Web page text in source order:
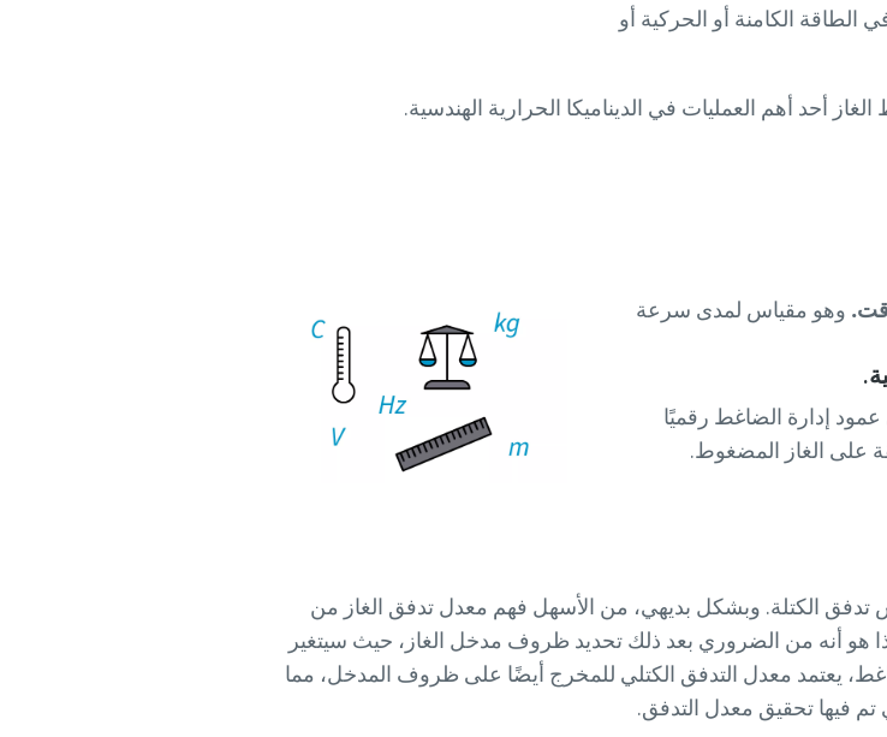
الطاقة الكامنة أو الحركية أو
أحد أهم العمليات في الديناميكا الحرارية الهندسية.
وهو مقياس لمدى سرعة
إدارة الضاغط رقميًا
على الغاز المضغوط.
الكتلة. وبشكل بديهي، من الأسهل فهم معدل تدفق الغاز من
هو أنه من الضروري بعد ذلك تحديد ظروف مدخل الغاز، حيث سيتغير
يعتمد معدل التدفق الكتلي للمخرج أيضًا على ظروف المدخل، مما
فيها تحقيق معدل التدفق.